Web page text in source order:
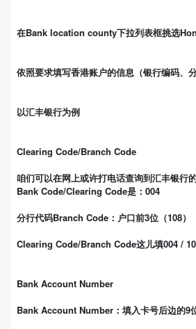
在Bank location county下拉列表框挑选
依照要求填写香港账户的信息（银行编码、
以汇丰银行为例
Clearing Code/Branch Code
咱们可以在网上或许打电话查询到汇丰银行
Bank Code/Clearing Code是： 004
分行代码Branch Code： 户口前3位（108）
Clearing Code/Branch Code这儿填004 /
Bank Account Number
Bank Account Number：填入卡号后边的9